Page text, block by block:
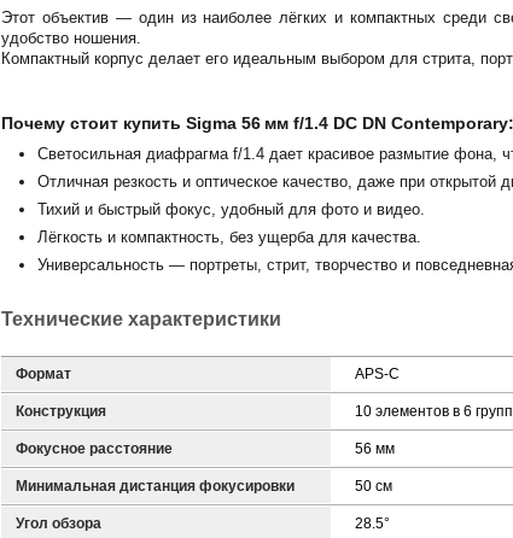
Этот объектив — один из наиболее лёгких и компактных среди
удобство ношения.
Компактный корпус делает его идеальным выбором для стрита,
Почему стоит купить Sigma 56 мм f/1.4 DC DN Contemporary:
Светосильная диафрагма f/1.4 дает красивое размытие фона,
Отличная резкость и оптическое качество, даже при открытой
Тихий и быстрый фокус, удобный для фото и видео.
Лёгкость и компактность, без ущерба для качества.
Универсальность — портреты, стрит, творчество и
Технические характеристики
Формат APS-C
Конструкция 10 элементов в 6
Фокусное расстояние 56 мм
Минимальная дистанция фокусировки 50 см
Угол обзора 28.5°